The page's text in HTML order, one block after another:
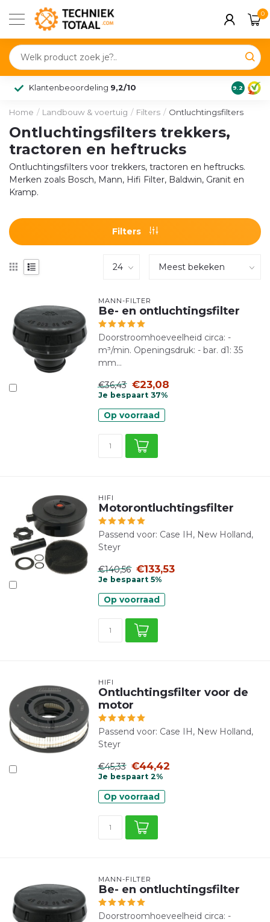
0
Klantenbeoordeling 9,2/10 9.2
Home / Landbouw & voertuig / Filters / Ontluchtingsfilters
Ontluchtingsfilters trekkers,
tractoren en heftrucks
Ontluchtingsfilters voor trekkers, tractoren en heftrucks.
Merken zoals Bosch, Mann, Hifi Filter, Baldwin, Granit en
Kramp.
Filters
MANN-FILTER
Be- en ontluchtingsfilter
Doorstroomhoeveelheid circa: -
m³/min. Openingsdruk: - bar. d1: 35
mm...
€36,43 €23,08
Je bespaart 37%
Op voorraad
HIFI
Motorontluchtingsfilter
Passend voor: Case IH, New Holland,
Steyr
€140,56 €133,53
Je bespaart 5%
Op voorraad
HIFI
Ontluchtingsfilter voor de
motor
Passend voor: Case IH, New Holland,
Steyr
€45,33 €44,42
Je bespaart 2%
Op voorraad
MANN-FILTER
Be- en ontluchtingsfilter
Doorstroomhoeveelheid circa: -